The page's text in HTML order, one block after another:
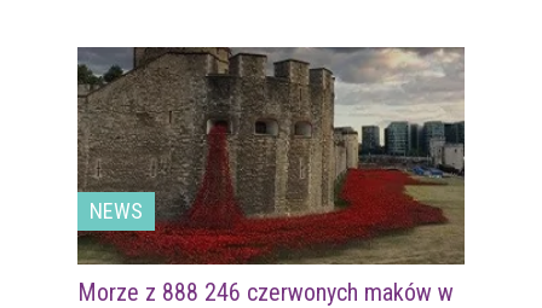
NEWS
Morze z 888 246 czerwonych maków w